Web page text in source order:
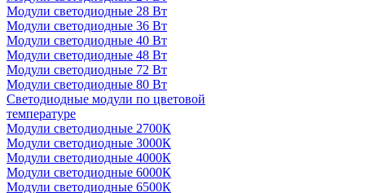
Модули светодиодные 28 Вт
Модули светодиодные 36 Вт
Модули светодиодные 40 Вт
Модули светодиодные 48 Вт
Модули светодиодные 72 Вт
Модули светодиодные 80 Вт
Светодиодные модули по цветовой
температуре
Модули светодиодные 2700К
Модули светодиодные 3000К
Модули светодиодные 4000К
Модули светодиодные 6000К
Модули светодиодные 6500К